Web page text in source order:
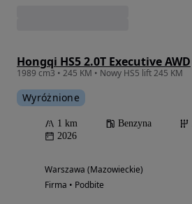
Hongqi HS5 2.0T Executive AWD
1989 cm3 • 245 KM • Nowy HS5 lift 245 KM
Wyróżnione
1 km Benzyna
2026
Warszawa (Mazowieckie)
Firma • Podbite